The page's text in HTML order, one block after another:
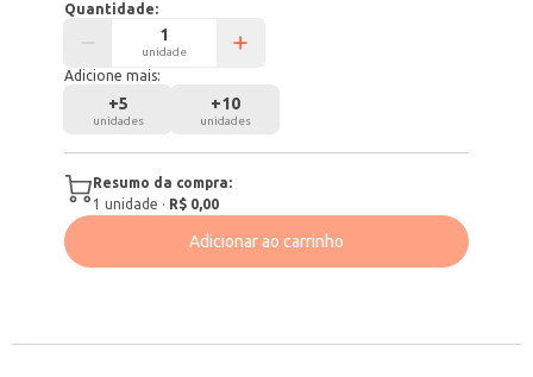
Quantidade:
unidade
Adicione mais:
+5
unidades
+10
unidades
Resumo da compra:
1 unidade · R$ 0,00
Adicionar ao carrinho